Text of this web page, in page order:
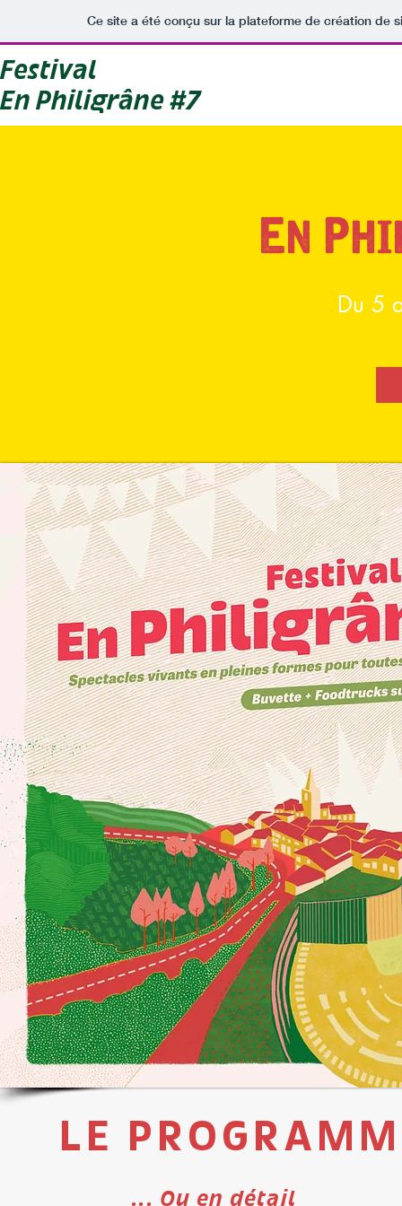
Ce site a été conçu sur la plateforme de création de
Festival
En Philigrâne #7
En
Du 5
LE
... Ou en détail